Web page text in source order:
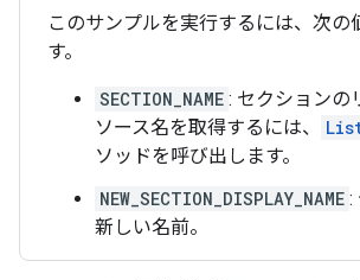
このサンプルを実行するには、次の
す。
SECTION_NAME : セクションの
ソース名を取得するには、
ソッドを呼び出します。
NEW_SECTION_DISPLAY_NAME :
新しい名前。